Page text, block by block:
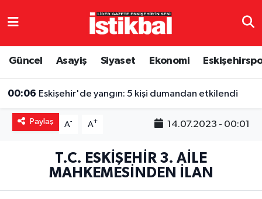
Güncel Asayiş Siyaset Ekonomi
00:06 Eskişehir'de yangın: 5 kişi dumandan etkilendi
Paylaş A- A+ 14.07.2023 - 00:01
T.C. ESKİŞEHİR 3. AİLE
MAHKEMESİNDEN İLAN
Eskişehirspor
Siyaset
Eğitim
Eskişehir Nöbetçi Eczaneler
Eskişehir Trafik Yoğunluk Haritası
TFF 3.Lig 4.Grup Puan Durumu ve Fikstür
Tüm Manşetler